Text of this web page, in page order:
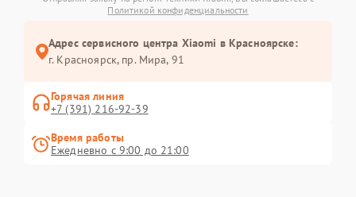
Политикой конфиденциальности
Адрес сервисного центра Xiaomi в Красноярске:
г. Красноярск, ​пр. Мира, 91
Горячая линия
+7 (391) 216-92-39
Время работы
Ежедневно с 9:00 до 21:00